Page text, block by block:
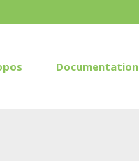
Documentation